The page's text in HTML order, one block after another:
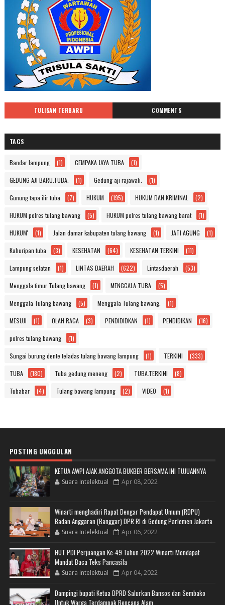
TULISAN TERBARU COMMENTS
TAGS
Bandar lampung (1) CEMPAKA JAYA TUBA (1)
GEDUNG AJI BARU.TUBA. (1) Gedung aji rajawali. (1)
Gunung tapa ilir tuba (7) HUKUM (195) HUKUM DAN KRIMINAL (2)
HUKUM polres tulang bawang (5) HUKUM polres tulang bawang barat (1)
HUKUM' (1) Jalan damar kabupaten tulang bawang (1) JATI AGUNG (1)
Kahuripan tuba (3) KESEHATAN (64) KESEHATAN TERKINI (11)
Lampung selatan (1) LINTAS DAERAH (622) Lintasdaerah (53)
Menggala timur Tulang bawang (1) MENGGALA TUBA (5)
Menggala Tulang bawang (5) Menggala Tulang bawang. (1)
MESUJI (1) OLAH RAGA (3) PENDIDIDKAN (1) PENDIDIKAN (16)
polres tulang bawang (1)
Sungai burung dente teladas tulang bawang lampung (1) TERKINI (333)
TUBA (180) Tuba gedung meneng (2) TUBA.TERKINI (8)
Tubabar (4) Tulang bawang lampung (2) VIDEO (1)
POSTING UNGGULAN
KETUA AWPI AJAK ANGGOTA BUKBER BERSAMA INI TUJUANNYA
Suara Intelektual Apr 08, 2022
Winarti menghadiri Rapat Dengar Pendapat Umum (RDPU)
Badan Anggaran (Banggar) DPR RI di Gedung Parlemen Jakarta
Suara Intelektual Apr 06, 2022
HUT PDI Perjuangan Ke-49 Tahun 2022 Winarti Mendapat
Mandat Baca Teks Pancasila
Suara Intelektual Apr 04, 2022
Dampingi bupati Ketua DPRD Salurkan Bansos dan Sembako
Untuk Warga Terdampak Bencana Alam